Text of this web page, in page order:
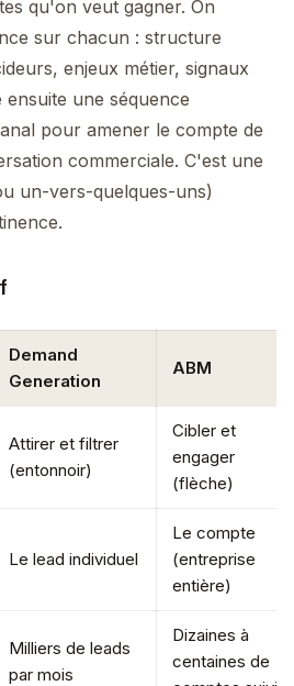
qu'on veut gagner. On
sur chacun : structure
enjeux métier, signaux
une séquence
pour amener le compte de
commerciale. C'est une
un-vers-quelques-uns)
Demand
Generation
ABM
Attirer et filtrer
(entonnoir)
Cibler et
engager
(flèche)
Le lead individuel
Le compte
(entreprise
entière)
Milliers de leads
par mois
Dizaines à
centaines de